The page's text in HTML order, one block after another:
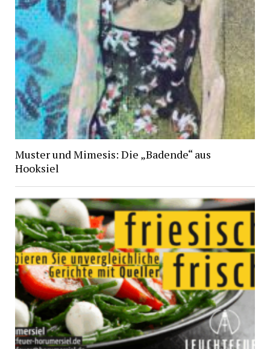
Muster und Mimesis: Die „Badende“ aus
Hooksiel